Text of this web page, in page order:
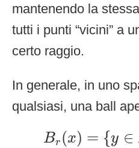
mantenendo la
tutti i punti “vicini” a
certo raggio.
In generale, in uno
qualsiasi, una ball
Br (x) = {y ∈
B )= y